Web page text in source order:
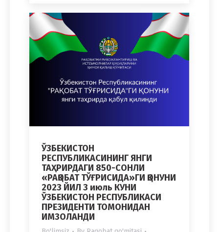
ЎЗБЕКИСТОН
РЕСПУБЛИКАСИНИНГ ЯНГИ
ТАҲРИРДАГИ 850-СОНЛИ
«РАҚОБАТ ТЎҒРИСИДА»ГИ ҚОНУНИ
2023 ЙИЛ 3 июль КУНИ
ЎЗБЕКИСТОН РЕСПУБЛИКАСИ
ПРЕЗИДЕНТИ ТОМОНИДАН
ИМЗОЛАНДИ